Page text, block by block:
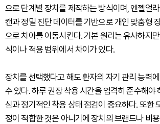
으로 단계별 장치를 제작하는 방식이며, 엔젤얼
캔과 정밀 진단 데이터를 기반으로 개인 맞춤형
으로 치아를 이동시킨다. 기본 원리는 유사하지
식이나 적용 범위에서 차이가 있다.
장치를 선택했다고 해도 환자의 자기 관리 능력
수 있다. 하루 권장 착용 시간을 엄격히 준수해야
심과 정기적인 착용 상태 점검이 중요하다. 또한
정이 적합한 것은 아니기에 장치의 브랜드나 비